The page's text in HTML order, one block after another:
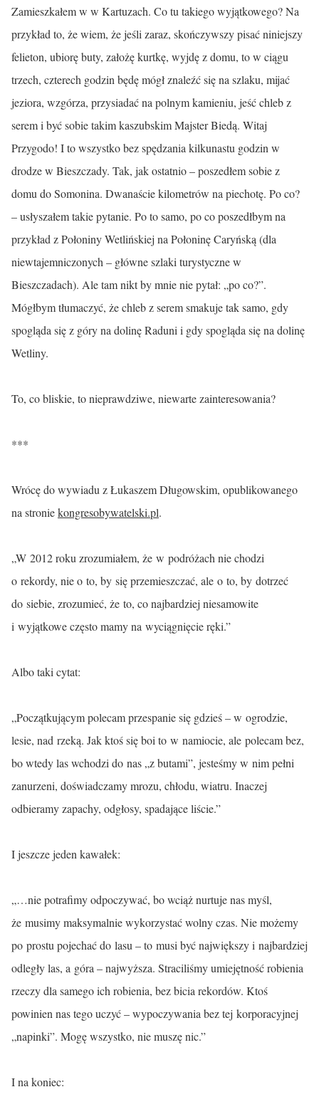
Zamieszkałem w w Kartuzach. Co tu takiego wyjątkowego? Na
przykład to, że wiem, że jeśli zaraz, skończywszy pisać niniejszy
felieton, ubiorę buty, założę kurtkę, wyjdę z domu, to w ciągu
trzech, czterech godzin będę mógł znaleźć się na szlaku, mijać
jeziora, wzgórza, przysiadać na polnym kamieniu, jeść chleb z
serem i być sobie takim kaszubskim Majster Biedą. Witaj
Przygodo! I to wszystko bez spędzania kilkunastu godzin w
drodze w Bieszczady. Tak, jak ostatnio – poszedłem sobie z
domu do Somonina. Dwanaście kilometrów na piechotę. Po co?
– usłyszałem takie pytanie. Po to samo, po co poszedłbym na
przykład z Połoniny Wetlińskiej na Połoninę Caryńską (dla
niewtajemniczonych – główne szlaki turystyczne w
Bieszczadach). Ale tam nikt by mnie nie pytał: „po co?”.
Mógłbym tłumaczyć, że chleb z serem smakuje tak samo, gdy
spogląda się z góry na dolinę Raduni i gdy spogląda się na dolinę
Wetliny.
To, co bliskie, to nieprawdziwe, niewarte zainteresowania?
***
Wrócę do wywiadu z Łukaszem Długowskim, opublikowanego
na stroniekongresobywatelski.pl.
„W 2012 roku zrozumiałem, że w podróżach nie chodzi
o rekordy, nie o to, by się przemieszczać, ale o to, by dotrzeć
do siebie, zrozumieć, że to, co najbardziej niesamowite
i wyjątkowe często mamy na wyciągnięcie ręki.”
Albo taki cytat:
„Początkującym polecam przespanie się gdzieś – w ogrodzie,
lesie, nad rzeką. Jak ktoś się boi to w namiocie, ale polecam bez,
bo wtedy las wchodzi do nas „z butami”, jesteśmy w nim pełni
zanurzeni, doświadczamy mrozu, chłodu, wiatru. Inaczej
odbieramy zapachy, odgłosy, spadające liście.”
I jeszcze jeden kawałek:
„…nie potrafimy odpoczywać, bo wciąż nurtuje nas myśl,
że musimy maksymalnie wykorzystać wolny czas. Nie możemy
po prostu pojechać do lasu – to musi być największy i najbardziej
odległy las, a góra – najwyższa. Straciliśmy umiejętność robienia
rzeczy dla samego ich robienia, bez bicia rekordów. Ktoś
powinien nas tego uczyć – wypoczywania bez tej korporacyjnej
„napinki”. Mogę wszystko, nie muszę nic.”
I na koniec: